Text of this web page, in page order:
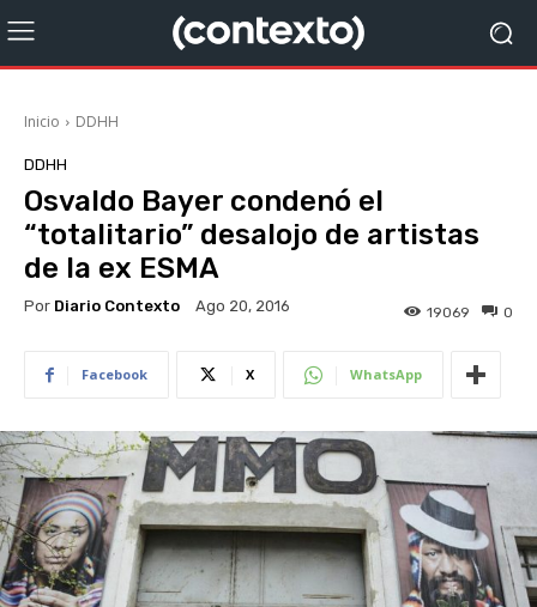
Inicio DDHH
DDHH
Osvaldo Bayer condenó el
“totalitario” desalojo de artistas
de la ex ESMA
Por Diario Contexto Ago 20, 2016 0
19069
Facebook X WhatsApp